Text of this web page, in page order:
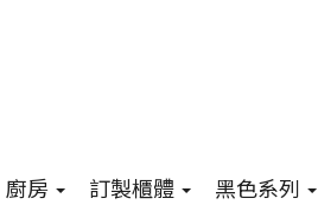
廚房 訂製櫃體 黑色系列